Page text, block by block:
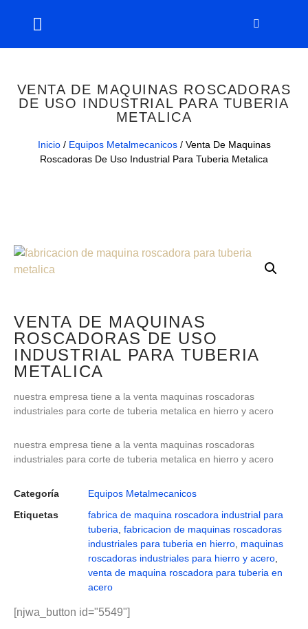
VENTA DE MAQUINAS ROSCADORAS
DE USO INDUSTRIAL PARA TUBERIA
METALICA
Inicio/ Equipos Metalmecanicos/ Venta De Maquinas
Roscadoras De Uso Industrial Para Tuberia Metalica
VENTA DE MAQUINAS
ROSCADORAS DE USO
INDUSTRIAL PARA TUBERIA
METALICA
nuestra empresa tiene a la venta maquinas roscadoras
industriales para corte de tuberia metalica en hierro y acero
nuestra empresa tiene a la venta maquinas roscadoras
industriales para corte de tuberia metalica en hierro y acero
Categoría
Equipos Metalmecanicos
Etiquetas
fabrica de maquina roscadora industrial para
tuberia fabricacion de maquinas roscadoras
industriales para tuberia en hierro maquinas
roscadoras industriales para hierro y acero
venta de maquina roscadora para tuberia en
acero
[njwa_button id="5549"]